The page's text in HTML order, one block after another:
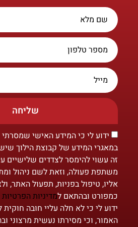
ידוע לי כי המידע האישי שמסרתי
במאגרי המידע של קבוצת הילוך
זה עשוי להימסר לצדדים שלישיים
משתפת פעולה, וזאת לשם ניהול
אליו, טיפול בפניות, תפעול האתר,
כמפורט ובהתאם למדיניות הפרטיות
ידוע לי כי לא חלה עליי חובה
האמור, וכי מסירתו נעשית מרצוני
שליחה